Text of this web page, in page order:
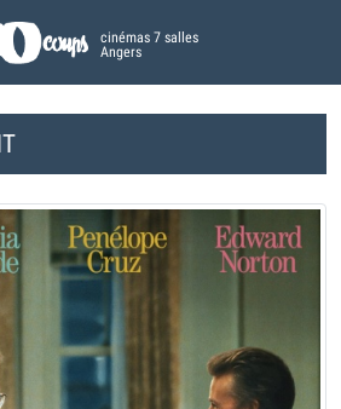
cinémas 7 salles
Angers